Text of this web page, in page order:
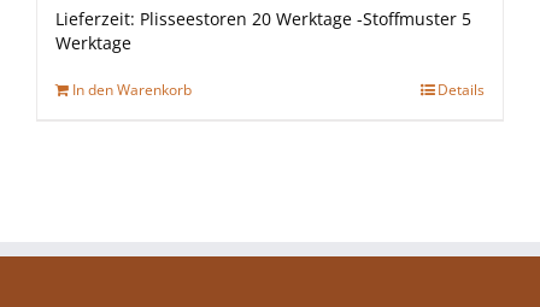
Lieferzeit: Plisseestoren 20 Werktage -Stoffmuster 5
Werktage
In den Warenkorb Details